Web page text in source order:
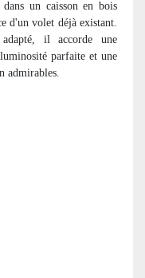
un caisson en bois
d'un volet déjà existant.
adapté, il accorde une
parfaite et une
admirables.